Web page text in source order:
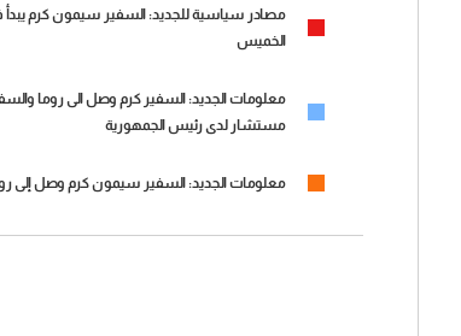
مصادر سياسية للجديد: السفير سيمون كرم
الخميس
معلومات الجديد: السفير كرم وصل الى روما
مستشار لدى رئيس الجمهورية
معلومات الجديد: السفير سيمون كرم وصل إلى